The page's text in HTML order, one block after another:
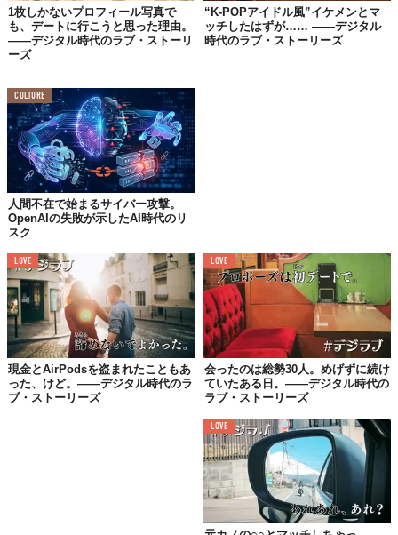
い」
初対面で好意を打ち明けられて戸惑い、そのうえ押しに弱いわた
しは、思わず「あ、はい」と返事をしてしまいました。
そうして二度目のデートで正式に付き合うことになったんです
が。ちなみに告白のタイミングも別れ間際でしたし、ついでにハ
グまでされて前回以上に戸惑ったわたしは、「わかった」とだけ
答え、逃げるようにその場を去りました。
付き合ったけど
彼は「好き」「大好き」「愛してる」をめちゃくちゃ言葉にする
人です。はじめの頃は、それに「うん」や「ありがとう」としか
返せずにいました。
「わたしも」と言うと嘘になるので。
それまでは、友だち全員が口を揃えて「そんな人やめなよ」と言
うような、不健康な恋愛ばかり。
すぎて……だから、一緒に過ごす時間は楽しいんだけど、勝手に
なるべく2人きりになるのを避けたかった。
「友だちを紹介しあってお互いをよく知ろうよ」なんてそれらし
い提案をし、彼とわたしそれぞれの友だちを交互に、複数人で会
1枚しかないプロフィール写真で
も、デートに行こうと思った理由。
——デジタル時代のラブ・ストーリ
ーズ
“K-POPアイドル風”イケメンとマ
ッチしたはずが…… ——デジタル
時代のラブ・ストーリーズ
CULTURE
人間不在で始まるサイバー攻撃。
OpenAIの失敗が示したAI時代のリ
スク
LOVE
現金とAirPodsを盗まれたこともあ
った、けど。——デジタル時代のラ
ブ・ストーリーズ
LOVE
会ったのは総勢30人。めげずに続け
ていたある日。——デジタル時代の
ラブ・ストーリーズ
LOVE